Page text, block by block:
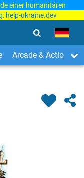
einer humanitären
help-ukraine.dev
Arcade & Action